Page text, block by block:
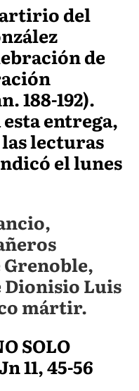
del
de
188-192).
entrega,
lecturas
el lunes
Dionisio Luis
mártir.
SOLO
11, 45-56